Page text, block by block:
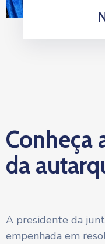
Conheça
da
A presidente da
empenhada em